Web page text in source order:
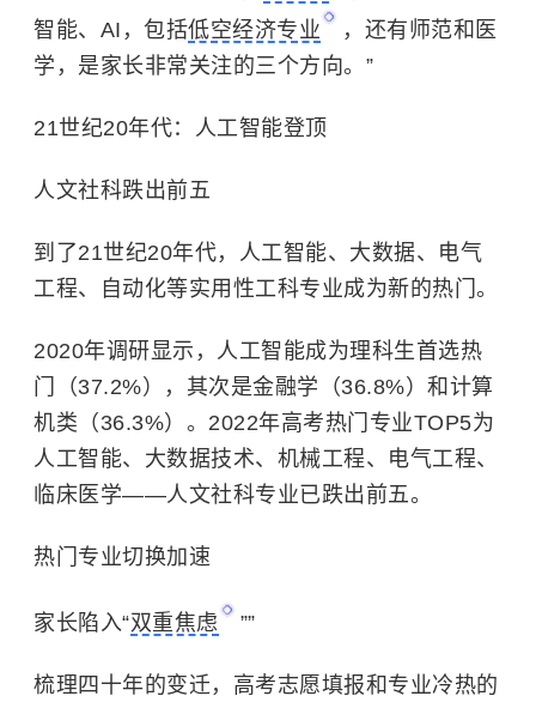
智能、AI，包括低空经济专业
，还有师范和医
学，是家长非常关注的三个方向。”
21世纪20年代：人工智能登顶
人文社科跌出前五
到了21世纪20年代，人工智能、大数据、电气
工程、自动化等实用性工科专业成为新的热门。
2020年调研显示，人工智能成为理科生首选热
门（37.2%），其次是金融学（36.8%）和计算
机类（36.3%）。2022年高考热门专业TOP5为
人工智能、大数据技术、机械工程、电气工程、
临床医学——人文社科专业已跌出前五。
热门专业切换加速
家长陷入“双重焦虑 ””
梳理四十年的变迁，高考志愿填报和专业冷热的